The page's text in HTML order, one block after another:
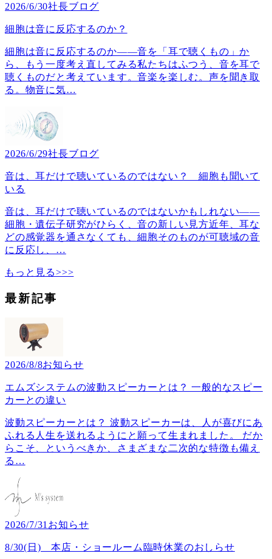
2026/6/30社長ブログ
細胞は音に反応するのか？
細胞は音に反応するのか――音を「耳で聴くもの」か
ら、もう一度考え直してみる私たちはふつう、音を耳で
聴くものだと考えています。音楽を楽しむ。声を聞き取
る。物音に気…
2026/6/29社長ブログ
音は、耳だけで聴いているのではない？ 細胞も聞いて
いる
音は、耳だけで聴いているのではないかもしれない――
細胞・遺伝子研究がひらく、音の新しい見方近年、耳な
どの感覚器を通さなくても、細胞そのものが可聴域の音
に反応し、 …
もっと見る>>>
最新記事
2026/8/8お知らせ
エムズシステムの波動スピーカーとは？ 一般的なスピー
カーとの違い
波動スピーカーとは？ 波動スピーカーは、人が喜びにあ
ふれる人生を送れるようにと願って生まれました。 だか
らこそ、というべきか、さまざまな二次的な特徴も備え
る …
2026/7/31 お知らせ
8/30(日) 本店・ショールーム臨時休業のおしらせ